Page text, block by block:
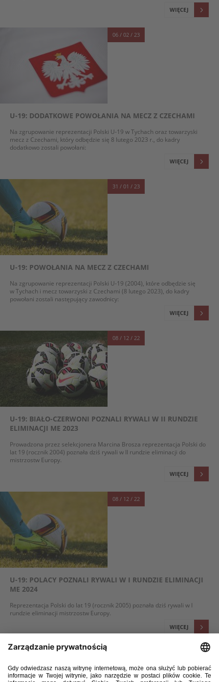
WIĘCEJ
06 / 02 / 23
U-19: DODATKOWE POWOŁANIA NA MECZ Z CZECHAMI
Na zgrupowanie reprezentacji Polski U-19 w Tychach oraz towarzyski
mecz z Czechami, który odbędzie się 8 lutego 2023 r., do kadry
dodatkowo zostali powołani:
WIĘCEJ
31 / 01 / 23
U-19: POWOŁANIA NA MECZ Z CZECHAMI
Na zgrupowanie reprezentacji Polski U-19 (2004), które odbędzie się
w Tychach i mecz towarzyski z Czechami (8 lutego 2023), do kadry
powołani zostali następujący zawodnicy:
WIĘCEJ
08 / 12 / 22
U-19: BIAŁO-CZERWONI POZNALI RYWALI W II RUNDZIE
ELIMINACJI ME 2023
Prowadzona przez selekcjonera Marcina Brosza reprezentacja Polski do
lat 19 (rocznik 2004) poznała dziś rywali w II rundzie eliminacji do
mistrzostw Europy.
WIĘCEJ
08 / 12 / 22
U-19: POLACY POZNALI RYWALI W I RUNDZIE ELIMINACJI
ME 2024
Reprezentacja Polski do lat 19 (rocznik 2005) poznała dziś rywali w I
rundzie eliminacji mistrzostw Europy.
WIĘCEJ